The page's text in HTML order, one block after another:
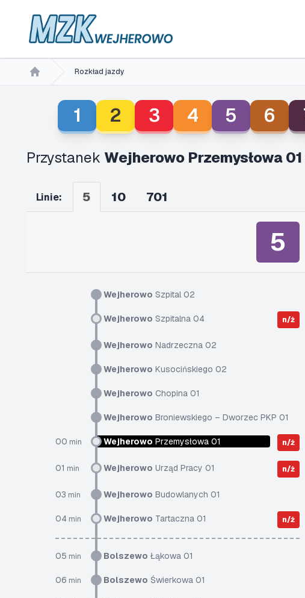
Rozkład jazdy
1 2 3 4 5 6
Przystanek Wejherowo Przemysłowa
Linie: 5 10 701
5
Wejherowo Szpital 02
Wejherowo Szpitalna 04 n/ż
Wejherowo Nadrzeczna 02
Wejherowo Kusocińskiego 02
Wejherowo Chopina 01
Wejherowo Broniewskiego – Dworzec PKP 01
00 min Wejherowo Przemysłowa 01 n/ż
01 min Wejherowo Urząd Pracy 01 n/ż
03 min Wejherowo Budowlanych 01
04 min Wejherowo Tartaczna 01 n/ż
05 min Bolszewo Łąkowa 01
06 min Bolszewo Świerkowa 01